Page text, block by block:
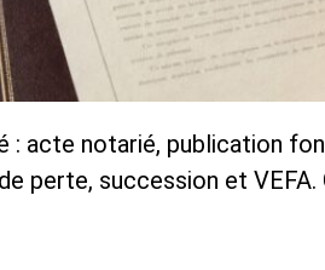
: acte notarié, publication
perte, succession et